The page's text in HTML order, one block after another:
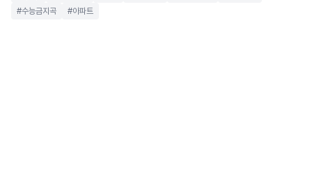
#수능금지곡
#아파트